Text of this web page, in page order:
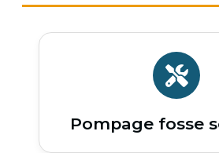
Pompage fosse